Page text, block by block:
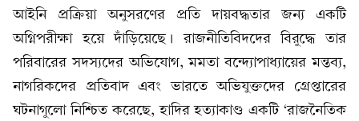
আইনি প্রক্রিয়া অনুসরণের প্রতি দায়বদ্ধতার জন্য একটি
অগ্নিপরীক্ষা হয়ে দাঁড়িয়েছে। রাজনীতিবিদদের বিরুদ্ধে তার
পরিবারের সদস্যদের অভিযোগ, মমতা বন্দ্যোপাধ্যায়ের মন্তব্য,
নাগরিকদের প্রতিবাদ এবং ভারতে অভিযুক্তদের গ্রেপ্তারের
ঘটনাগুলো নিশ্চিত করেছে, হাদির হত্যাকাণ্ড একটি ‘রাজনৈতিক